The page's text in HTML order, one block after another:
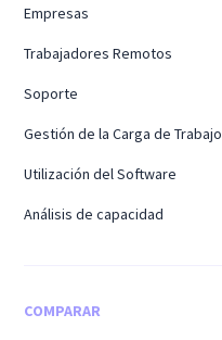
Empresas
Trabajadores Remotos
Soporte
Gestión de la Carga de Trabajo
Utilización del Software
Análisis de capacidad
COMPARAR